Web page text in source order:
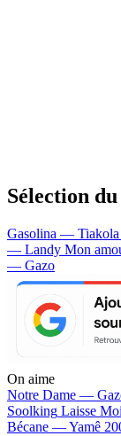
Sélection
Gasolina — Tiakola
— Landy Mon
— Gazo
On aime
Notre Dame —
Soolking Laisse
Bécane —Yamê